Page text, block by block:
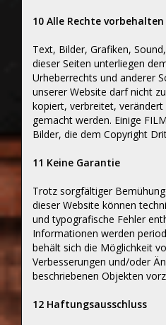
10 Alle Rechte vorbehalten
Text, Bilder, Grafiken,
dieser Seiten unterliegen
Urheberrechts und anderer
unserer Website darf nicht
kopiert, verbreitet,
gemacht werden. Einige
Bilder, die dem Copyright
11 Keine Garantie
Trotz sorgfältiger
dieser Website können
und typografische Fehler
Informationen werden
behält sich die Möglichkeit
Verbesserungen und/oder
beschriebenen Objekten
12 Haftungsausschluss